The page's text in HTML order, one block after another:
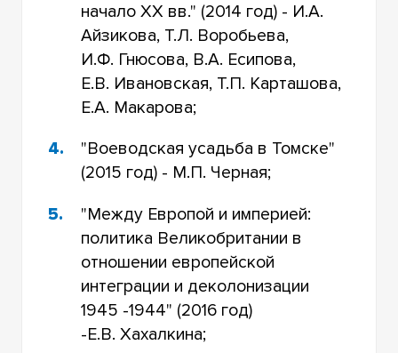
начало ХХ вв." (2014 год) - И.А.
Айзикова, Т.Л. Воробьева,
И.Ф. Гнюсова, В.А. Есипова,
Е.В. Ивановская, Т.П. Карташова,
Е.А. Макарова;
"Воеводская усадьба в Томске"
(2015 год) - М.П. Черная;
"Между Европой и империей:
политика Великобритании в
отношении европейской
интеграции и деколонизации
1945 -1944" (2016 год)
-Е.В. Хахалкина;